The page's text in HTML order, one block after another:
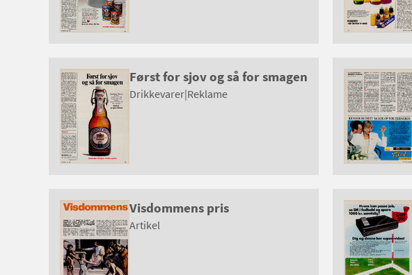
Først for sjov og så for smagen
Drikkevarer|Reklame
Visdommens pris
Artikel